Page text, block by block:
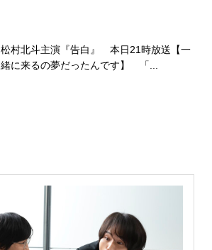
松村北斗主演『告白』 本日21時放送【一
緒に来るの夢だったんです】 「...